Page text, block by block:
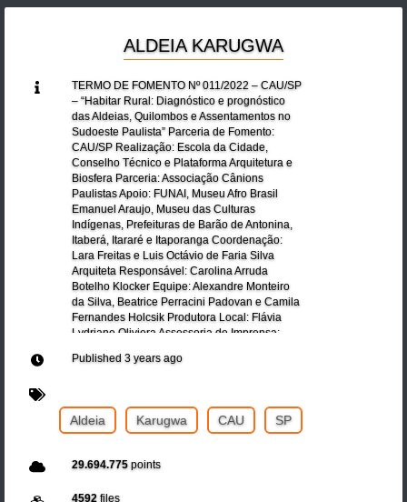
ALDEIA KARUGWA
TERMO DE FOMENTO Nº 011/2022 – CAU/SP
– “Habitar Rural: Diagnóstico e prognóstico
das Aldeias, Quilombos e Assentamentos no
Sudoeste Paulista” Parceria de Fomento:
CAU/SP Realização: Escola da Cidade,
Conselho Técnico e Plataforma Arquitetura e
Biosfera Parceria: Associação Cânions
Paulistas Apoio: FUNAI, Museu Afro Brasil
Emanuel Araujo, Museu das Culturas
Indígenas, Prefeituras de Barão de Antonina,
Itaberá, Itararé e Itaporanga Coordenação:
Lara Freitas e Luis Octávio de Faria Silva
Arquiteta Responsável: Carolina Arruda
Botelho Klocker Equipe: Alexandre Monteiro
da Silva, Beatrice Perracini Padovan e Camila
Fernandes Holcsik Produtora Local: Flávia
Lydriane Oliviera Assessoria de Imprensa:
Macedo Consultoria em Bases Cartográficas e
Published 3 years ago
Aldeia Karugwa CAU SP
29.694.775points
4592files